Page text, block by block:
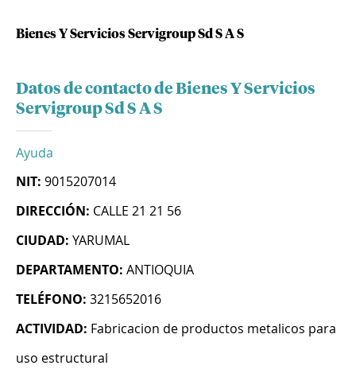
Bienes Y Servicios Servigroup Sd S A S
Datos de contacto de Bienes Y Servicios
Servigroup Sd S A S
Ayuda
NIT: 9015207014
DIRECCIÓN: CALLE 21 21 56
CIUDAD: YARUMAL
DEPARTAMENTO: ANTIOQUIA
TELÉFONO: 3215652016
ACTIVIDAD: Fabricacion de productos metalicos para
uso estructural